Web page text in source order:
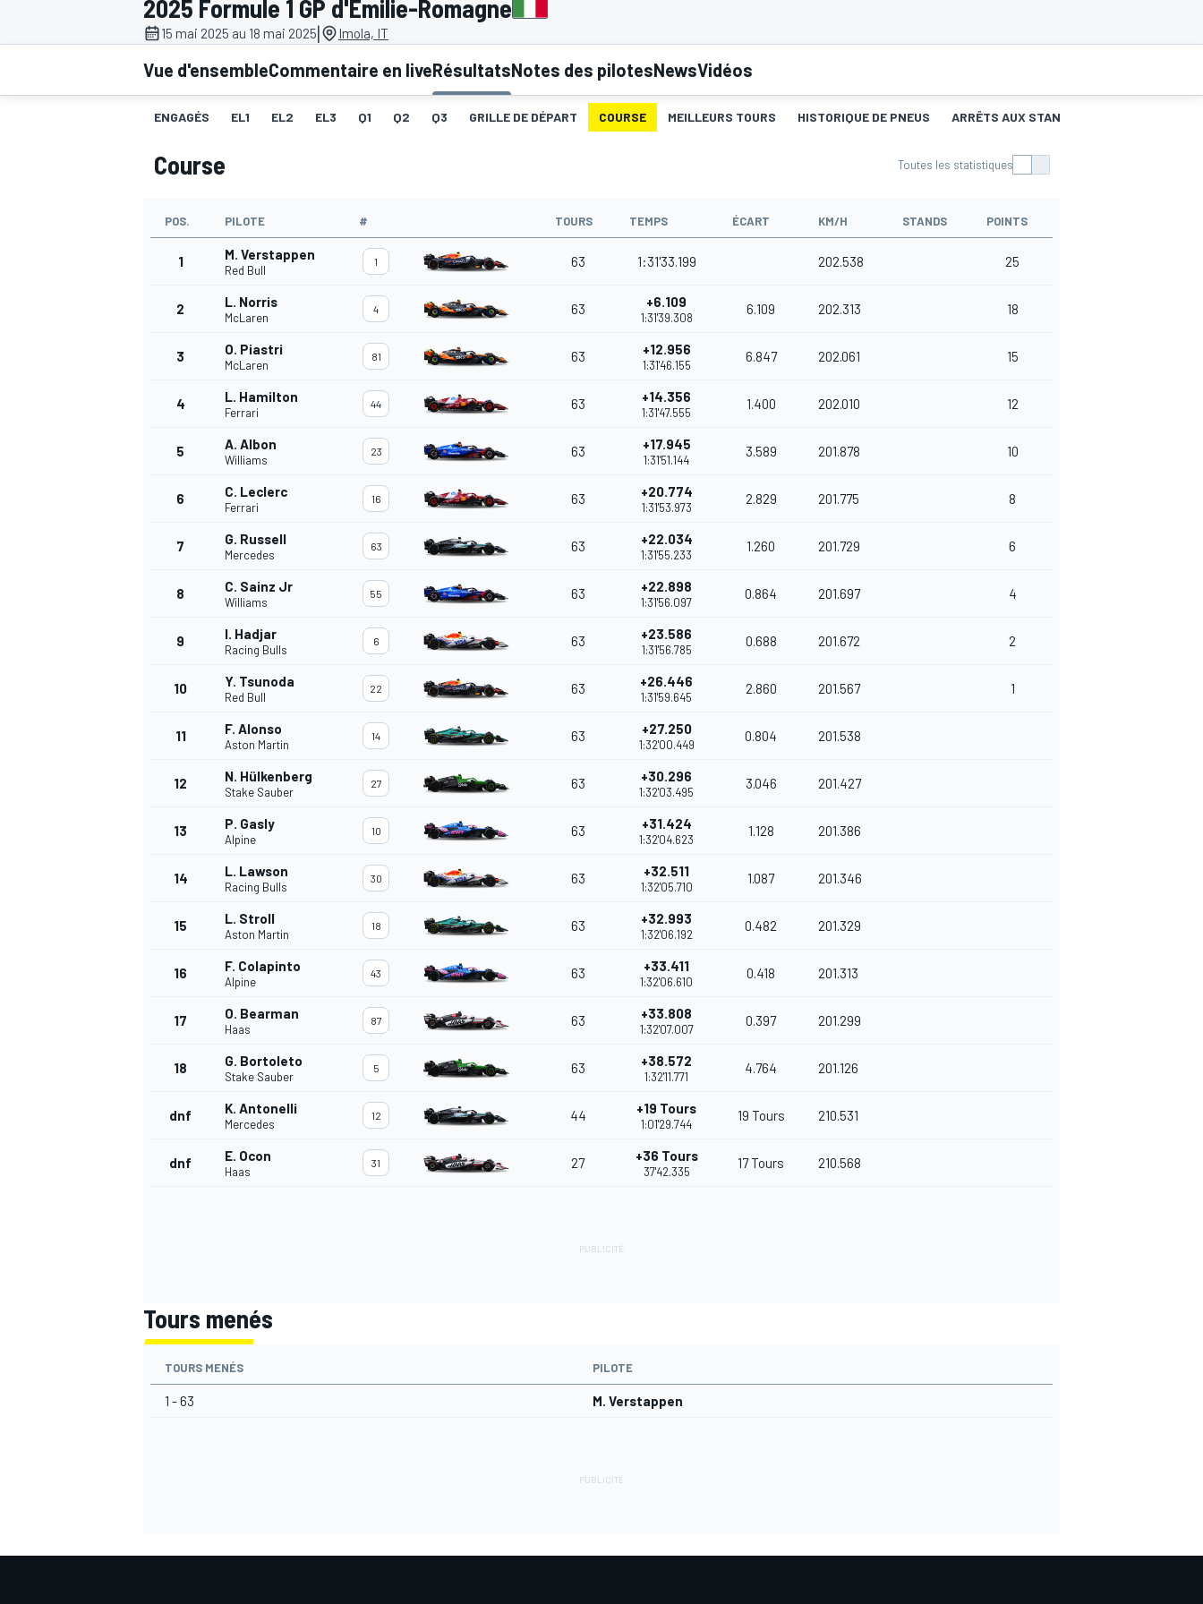
2025 Formule 1 GP d'Émilie-Romagne
15 mai 2025 au 18 mai 2025| Imola, IT
Vue d'ensembleCommentaire en liveRésultatsNotes des pilotesNewsVidéos
ENGAGÉS EL1 EL2 EL3 Q1 Q2 Q3 GRILLE DE DÉPART COURSE MEILLEURS TOURS HISTORIQUE DE PNEUS ARRÊTS AUX STANDS
Course Toutes les statistiques
POS. PILOTE # TOURS TEMPS ÉCART KM/H STANDS POINTS
1 M. Verstappen
Red Bull
1 63 1:31'33.199 202.538 25
2 L. Norris
McLaren
4 63 +6.109
1:31'39.308
6.109 202.313 18
3 O. Piastri
McLaren
81 63 +12.956
1:31'46.155
6.847 202.061 15
4 L. Hamilton
Ferrari
44 63 +14.356
1:31'47.555
1.400 202.010 12
5 A. Albon
Williams
23 63 +17.945
1:31'51.144
3.589 201.878 10
6 C. Leclerc
Ferrari
16 63 +20.774
1:31'53.973
2.829 201.775 8
7 G. Russell
Mercedes
63 63 +22.034
1:31'55.233
1.260 201.729 6
8 C. Sainz Jr
Williams
55 63 +22.898
1:31'56.097
0.864 201.697 4
9 I. Hadjar
Racing Bulls
6 63 +23.586
1:31'56.785
0.688 201.672 2
10 Y. Tsunoda
Red Bull
22 63 +26.446
1:31'59.645
2.860 201.567 1
11 F. Alonso
Aston Martin
14 63 +27.250
1:32'00.449
0.804 201.538
12 N. Hülkenberg
Stake Sauber
27 63 +30.296
1:32'03.495
3.046 201.427
13 P. Gasly
Alpine
10 63 +31.424
1:32'04.623
1.128 201.386
14 L. Lawson
Racing Bulls
30 63 +32.511
1:32'05.710
1.087 201.346
15 L. Stroll
Aston Martin
18 63 +32.993
1:32'06.192
0.482 201.329
16 F. Colapinto
Alpine
43 63 +33.411
1:32'06.610
0.418 201.313
17 O. Bearman
Haas
87 63 +33.808
1:32'07.007
0.397 201.299
18 G. Bortoleto
Stake Sauber
5 63 +38.572
1:32'11.771
4.764 201.126
dnf K. Antonelli
Mercedes
12 44 +19 Tours
1:01'29.744
19 Tours 210.531
dnf E. Ocon
Haas
31 27 +36 Tours
37'42.335
17 Tours 210.568
Tours menés
TOURS MENÉS PILOTE
1 - 63 M. Verstappen